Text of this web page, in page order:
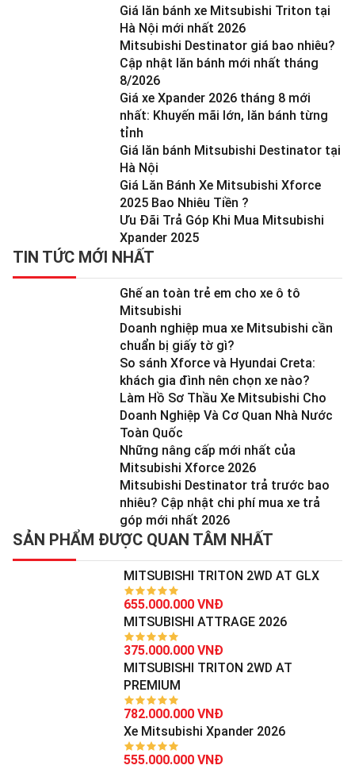
Giá lăn bánh xe Mitsubishi Triton tại
Hà Nội mới nhất 2026
Mitsubishi Destinator giá bao nhiêu?
Cập nhật lăn bánh mới nhất tháng
8/2026
Giá xe Xpander 2026 tháng 8 mới
nhất: Khuyến mãi lớn, lăn bánh từng
tỉnh
Giá lăn bánh Mitsubishi Destinator tại
Hà Nội
Giá Lăn Bánh Xe Mitsubishi Xforce
2025 Bao Nhiêu Tiền ?
Ưu Đãi Trả Góp Khi Mua Mitsubishi
Xpander 2025
TIN TỨC MỚI NHẤT
Ghế an toàn trẻ em cho xe ô tô
Mitsubishi
Doanh nghiệp mua xe Mitsubishi cần
chuẩn bị giấy tờ gì?
So sánh Xforce và Hyundai Creta:
khách gia đình nên chọn xe nào?
Làm Hồ Sơ Thầu Xe Mitsubishi Cho
Doanh Nghiệp Và Cơ Quan Nhà Nước
Toàn Quốc
Những nâng cấp mới nhất của
Mitsubishi Xforce 2026
Mitsubishi Destinator trả trước bao
nhiêu? Cập nhật chi phí mua xe trả
góp mới nhất 2026
SẢN PHẨM ĐƯỢC QUAN TÂM NHẤT
MITSUBISHI TRITON 2WD AT GLX
655.000.000 VNĐ
MITSUBISHI ATTRAGE 2026
375.000.000 VNĐ
MITSUBISHI TRITON 2WD AT
PREMIUM
782.000.000 VNĐ
Xe Mitsubishi Xpander 2026
555.000.000 VNĐ